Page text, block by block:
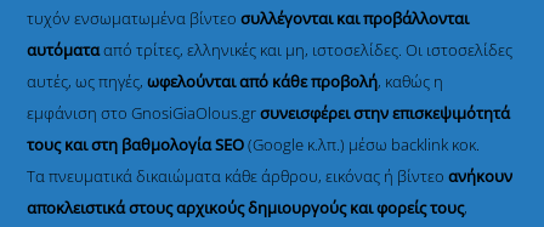
τυχόν ενσωματωμένα βίντεοσυλλέγονται και προβάλλονται
αυτόματααπό τρίτες, ελληνικές και μη, ιστοσελίδες. Οι ιστοσελίδες
αυτές, ως πηγές,ωφελούνται από κάθε προβολή, καθώς η
εμφάνιση στο GnosiGiaOlous.grσυνεισφέρει στην επισκεψιμότητά
τους και στη βαθμολογία SEO(Google κ.λπ.) μέσω backlink κοκ.
Τα πνευματικά δικαιώματα κάθε άρθρου, εικόνας ή βίντεοανήκουν
αποκλειστικά στους αρχικούς δημιουργούς και φορείς τους,